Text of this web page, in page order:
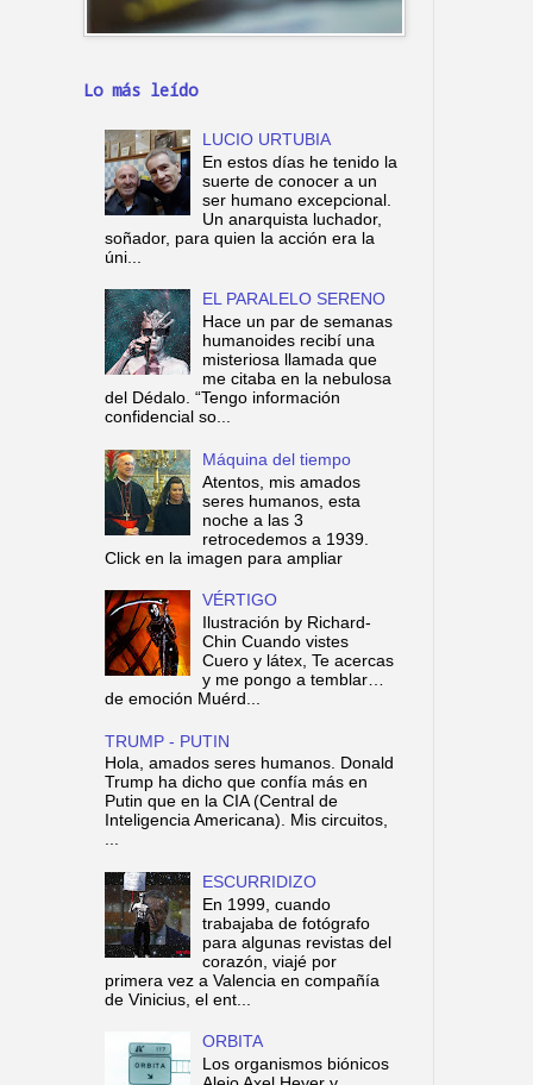
Lo más leído
LUCIO URTUBIA
En estos días he tenido la
suerte de conocer a un
ser humano excepcional.
Un anarquista luchador,
soñador, para quien la acción era la
úni...
EL PARALELO SERENO
Hace un par de semanas
humanoides recibí una
misteriosa llamada que
me citaba en la nebulosa
del Dédalo. “Tengo información
confidencial so...
Máquina del tiempo
Atentos, mis amados
seres humanos, esta
noche a las 3
retrocedemos a 1939.
Click en la imagen para ampliar
VÉRTIGO
Ilustración by Richard-
Chin Cuando vistes
Cuero y látex, Te acercas
y me pongo a temblar…
de emoción Muérd...
TRUMP - PUTIN
Hola, amados seres humanos. Donald
Trump ha dicho que confía más en
Putin que en la CIA (Central de
Inteligencia Americana). Mis circuitos,
...
ESCURRIDIZO
En 1999, cuando
trabajaba de fotógrafo
para algunas revistas del
corazón, viajé por
primera vez a Valencia en compañía
de Vinicius, el ent...
ORBITA
Los organismos biónicos